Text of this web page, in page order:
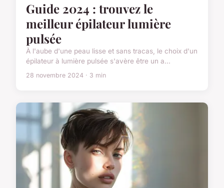
Guide 2024 : trouvez le
meilleur épilateur lumière
pulsée
À l'aube d'une peau lisse et sans tracas, le choix d'un
épilateur à lumière pulsée s'avère être un a...
28 novembre 2024 · 3 min